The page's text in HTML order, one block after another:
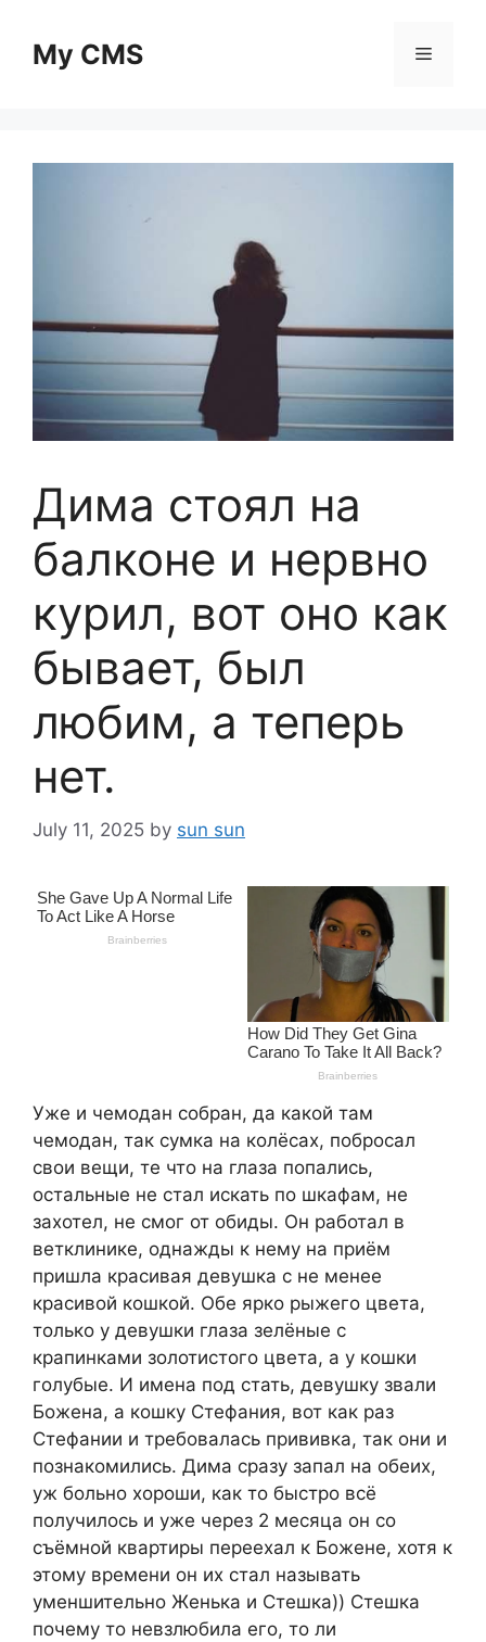
contentMy CMS Menu
Дима стоял на
балконе и нервно
курил, вот оно как
бывает, был
любим, а теперь
нет.
July 11, 2025 by sun sun
Уже и чемодан собран, да какой там
чемодан, так сумка на колёсах, побросал
свои вещи, те что на глаза попались,
остальные не стал искать по шкафам, не
захотел, не смог от обиды. Он работал в
ветклинике, однажды к нему на приём
пришла красивая девушка с не менее
красивой кошкой. Обе ярко рыжего цвета,
только у девушки глаза зелёные с
крапинками золотистого цвета, а у кошки
голубые. И имена под стать, девушку звали
Божена, а кошку Стефания, вот как раз
Стефании и требовалась прививка, так они и
познакомились. Дима сразу запал на обеих,
уж больно хороши, как то быстро всё
получилось и уже через 2 месяца он со
съёмной квартиры переехал к Божене, хотя к
этому времени он их стал называть
уменшительно Женька и Стешка)) Стешка
почему то невзлюбила его, то ли